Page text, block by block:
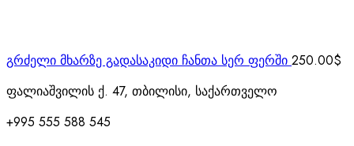
გრძელი მხარზე გადასაკიდი ჩანთა სერ ფერში 250.00$
ფალიაშვილის ქ. 47, თბილისი, საქართველო
+995 555 588 545